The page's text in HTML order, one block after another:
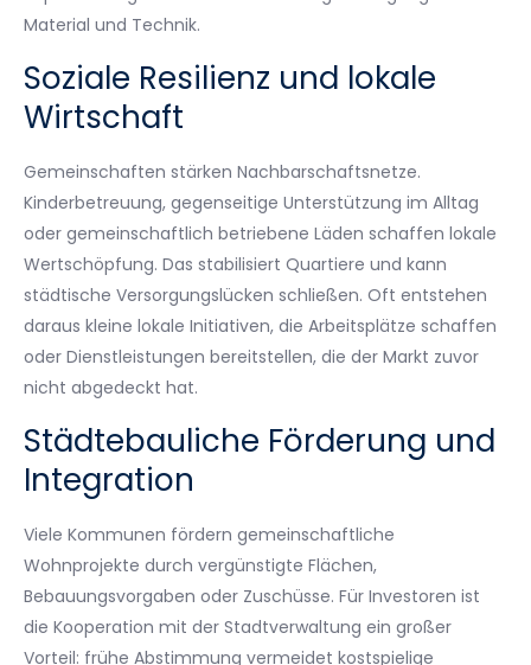
Material und Technik.
Soziale Resilienz und lokale
Wirtschaft
Gemeinschaften stärken Nachbarschaftsnetze.
Kinderbetreuung, gegenseitige Unterstützung im Alltag
oder gemeinschaftlich betriebene Läden schaffen lokale
Wertschöpfung. Das stabilisiert Quartiere und kann
städtische Versorgungslücken schließen. Oft entstehen
daraus kleine lokale Initiativen, die Arbeitsplätze schaffen
oder Dienstleistungen bereitstellen, die der Markt zuvor
nicht abgedeckt hat.
Städtebauliche Förderung und
Integration
Viele Kommunen fördern gemeinschaftliche
Wohnprojekte durch vergünstigte Flächen,
Bebauungsvorgaben oder Zuschüsse. Für Investoren ist
die Kooperation mit der Stadtverwaltung ein großer
Vorteil: frühe Abstimmung vermeidet kostspielige